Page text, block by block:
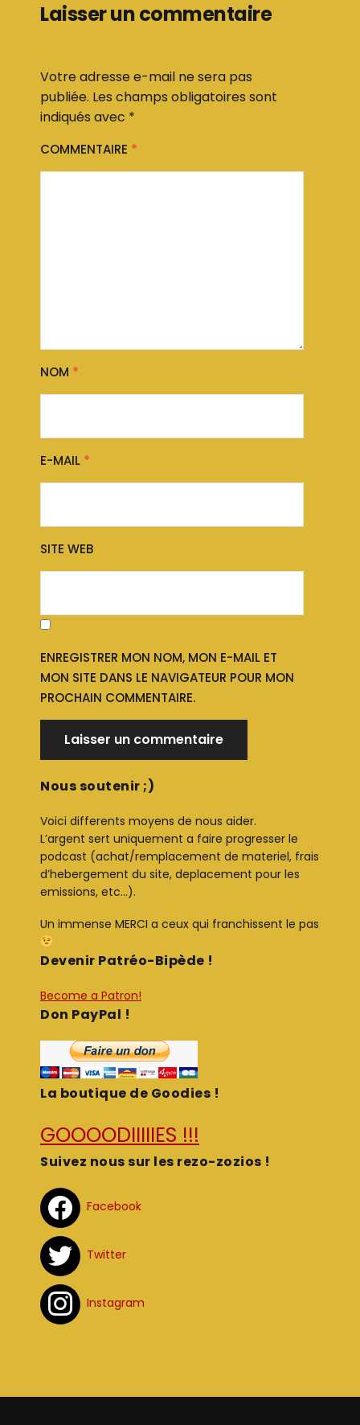
Laisser un commentaire
Votre adresse e-mail ne sera pas
publiée. Les champs obligatoires sont
indiqués avec *
COMMENTAIRE *
NOM *
E-MAIL *
SITE WEB
ENREGISTRER MON NOM, MON E-MAIL ET
MON SITE DANS LE NAVIGATEUR POUR MON
PROCHAIN COMMENTAIRE.
Nous soutenir ;)
Voici differents moyens de nous aider.
L’argent sert uniquement a faire progresser le
podcast (achat/remplacement de materiel, frais
d’hebergement du site, deplacement pour les
emissions, etc…).
Un immense MERCI a ceux qui franchissent le pas
Devenir Patréo-Bipède !
Become a Patron!
Don PayPal !
La boutique de Goodies !
GOOOODIIIIIES !!!
Suivez nous sur les rezo-zozios !
Facebook
Twitter
Instagram